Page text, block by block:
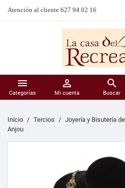
Atención al cliente 627 94 02 16

Categorías

Mi cuenta

Buscar
Inicio Tercios Joyería y Bisutería
Anjou